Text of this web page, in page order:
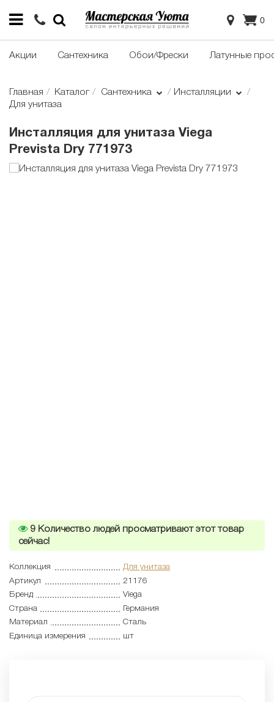
0
Акции Сантехника Обои/Фрески Латунные
Главная Каталог Сантехника
Инсталляции
Для унитаза
Инсталляция для унитаза Viega
Prevista Dry 771973
9 Количество людей просматривают этот товар
сейчас!
Коллекция
Для унитаза
Артикул
21176
Бренд
Viega
Страна
Германия
Материал
Сталь
Единица измерения
шт